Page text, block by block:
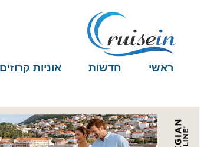
ראשי חדשות אוניות קרוזים